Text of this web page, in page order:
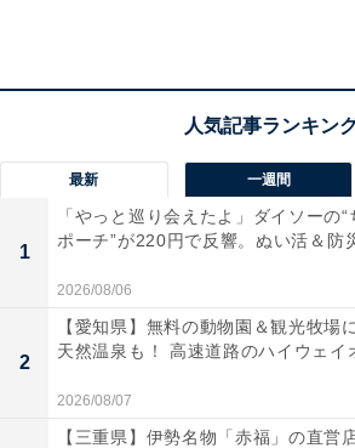
ガ進化の期待も込めてアチャモを選
ど、最終進化系「バシャーモ」の人
最新 一週間
1
「やっと巡り会えたよ」ダイソーの“
ポーチ”が220円で反響。ぬい活＆防
2026/08/06
2
【愛知県】無料の動物園＆観光牧場
天然温泉も！ 高速道路のハイウェイ
2026/08/07
【三重県】伊勢名物「赤福」の直営